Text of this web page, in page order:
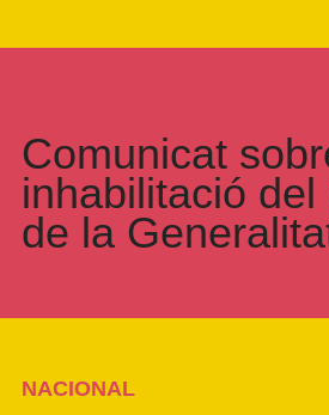
Comunicat
inhabilitació
de la
NACIONAL